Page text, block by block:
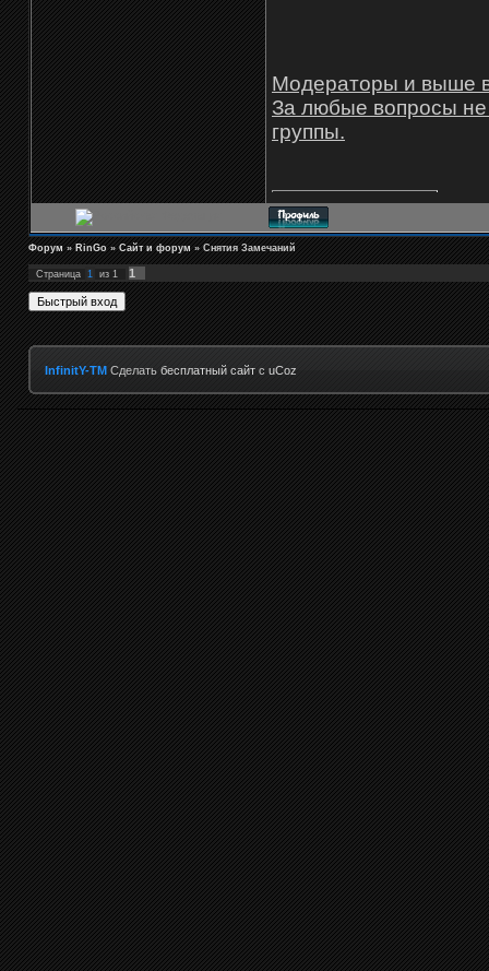
Модераторы и выше
За любые вопросы
группы.
Форум » RinGo » Сайт и форум » Снятия Замечаний
Страница 1 из 1 1
InfinitY-TM Сделать бесплатный сайт с uCoz